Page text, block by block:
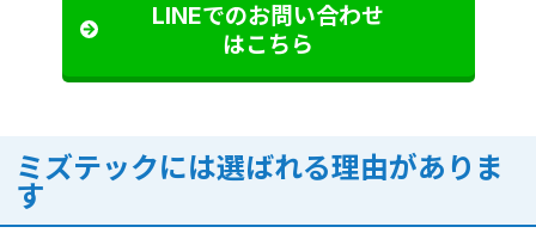
LINEでのお問い合わせ
はこちら
ミズテックには選ばれる理由がありま
す